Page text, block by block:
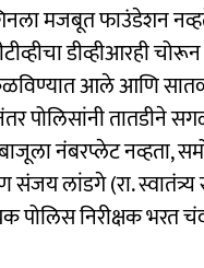
मजबूत फाउंडेशन
डीव्हीआरही
आले आणि
पोलिसांनी तातडीने
नंबरप्लेट नव्हता,
लांडगे (रा.
पोलिस निरीक्षक